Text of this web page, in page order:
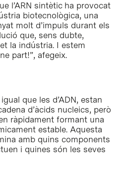
l’ARN sintètic ha provocat
biotecnològica, una
molt d’impuls durant els
que, sens dubte,
la indústria. I estem
part!”, afegeix.
que les d’ADN, estan
d’àcids nucleics, però
ràpidament formant una
estable. Aquesta
amb quins components
i quines són les seves